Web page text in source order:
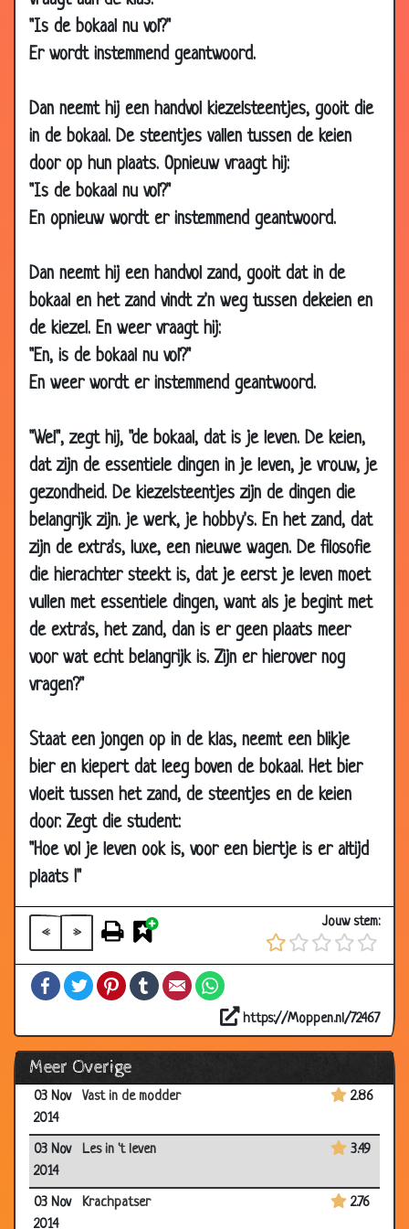
"Is de bokaal nu vol?"
Er wordt instemmend geantwoord.
Dan neemt hij een handvol kiezelsteentjes, gooit die
in de bokaal. De steentjes vallen tussen de keien
door op hun plaats. Opnieuw vraagt hij:
"Is de bokaal nu vol?"
En opnieuw wordt er instemmend geantwoord.
Dan neemt hij een handvol zand, gooit dat in de
bokaal en het zand vindt z'n weg tussen dekeien en
de kiezel. En weer vraagt hij:
"En, is de bokaal nu vol?"
En weer wordt er instemmend geantwoord.
"Wel", zegt hij, "de bokaal, dat is je leven. De keien,
dat zijn de essentiele dingen in je leven, je vrouw, je
gezondheid. De kiezelsteentjes zijn de dingen die
belangrijk zijn. je werk, je hobby's. En het zand, dat
zijn de extra's, luxe, een nieuwe wagen. De filosofie
die hierachter steekt is, dat je eerst je leven moet
vullen met essentiele dingen, want als je begint met
de extra's, het zand, dan is er geen plaats meer
voor wat echt belangrijk is. Zijn er hierover nog
vragen?"
Staat een jongen op in de klas, neemt een blikje
bier en kiepert dat leeg boven de bokaal. Het bier
vloeit tussen het zand, de steentjes en de keien
door. Zegt die student:
"Hoe vol je leven ook is, voor een biertje is er altijd
plaats !"
« »
Jouw stem:
FacebookTwitterPinterestTumblrEmail
https://Moppen.nl/72467
Meer Overige
2016
11 Apr
2016
Meneer pastoor
2016
08 Jan
2016
Schoppen 2.73
06 Nov
2015
Net zoals alle anderen
2015
17 Apr
2015
ben je bang voor...? 2.53
26 Feb
2015
Aanbesteding
2015
19 Jan
Promotie 2.57
18 Jan
2015
De witte streep 3.03
09 Jan
Een Amerikaan en een Rus 2.79
02 Jan
2015
De wedstrijd
2014
Overzwemmen
2014
2014
Toiletpapier op
03 Dec
2014
Huisbezoek
27 Nov
2014
12 Nov
De veteraan 2.97
12 Nov
Hongerige bedelaar
2014
03 Nov
2014
Vast in de modder 2.86
03 Nov
2014
Les in 't leven 3.49
03 Nov
2014
Krachpatser 2.76